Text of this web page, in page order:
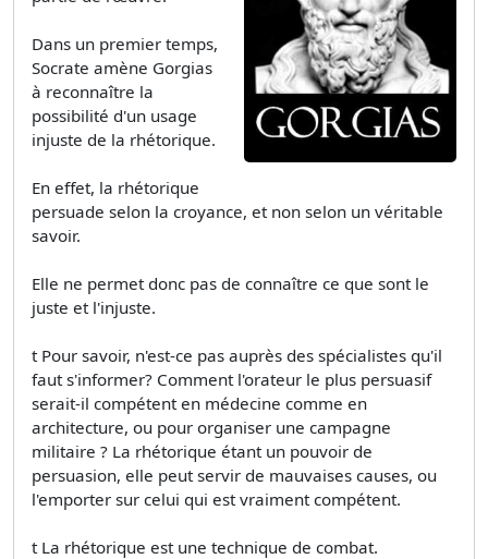
Dans un premier temps,
Socrate amène Gorgias
à reconnaître la
possibilité d'un usage
injuste de la rhétorique.
En effet, la rhétorique
persuade selon la croyance, et non selon un véritable
savoir.
Elle ne permet donc pas de connaître ce que sont le
juste et l'injuste.
t Pour savoir, n'est-ce pas auprès des spécialistes qu'il
faut s'informer? Comment l'orateur le plus persuasif
serait-il compétent en médecine comme en
architecture, ou pour organiser une campagne
militaire ? La rhétorique étant un pouvoir de
persuasion, elle peut servir de mauvaises causes, ou
l'emporter sur celui qui est vraiment compétent.
t La rhétorique est une technique de combat.